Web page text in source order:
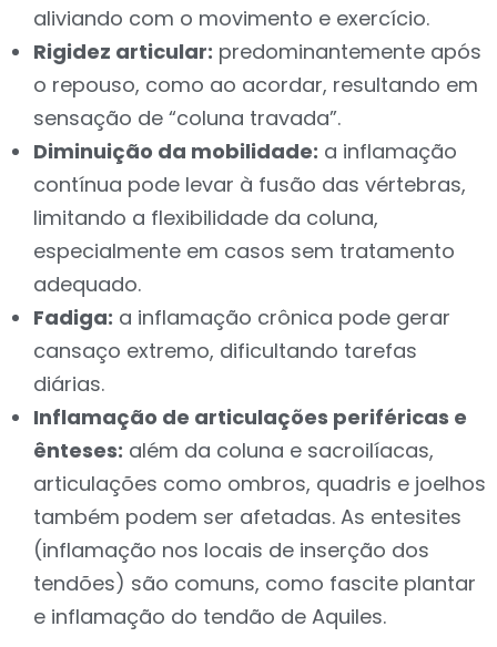
aliviando com o movimento e exercício.
Rigidez articular: predominantemente após
o repouso, como ao acordar, resultando em
sensação de “coluna travada”.
Diminuição da mobilidade: a inflamação
contínua pode levar à fusão das vértebras,
limitando a flexibilidade da coluna,
especialmente em casos sem tratamento
adequado.
Fadiga: a inflamação crônica pode gerar
cansaço extremo, dificultando tarefas
diárias.
Inflamação de articulações periféricas e
ênteses: além da coluna e sacroilíacas,
articulações como ombros, quadris e joelhos
também podem ser afetadas. As entesites
(inflamação nos locais de inserção dos
tendões) são comuns, como fascite plantar
e inflamação do tendão de Aquiles.